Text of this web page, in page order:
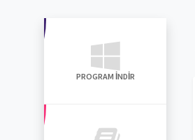
PROGRAM İNDIR